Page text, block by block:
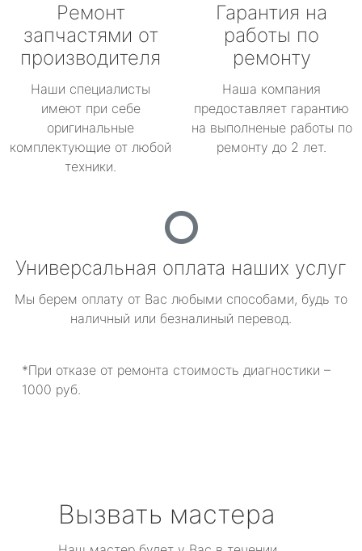
Ремонт
запчастями от
производителя
Наши специалисты
имеют при себе
оригинальные
комплектующие от любой
техники.
Гарантия на
работы по
ремонту
Наша компания
предоставляет гарантию
на выполненые работы по
ремонту до 2 лет.
Универсальная оплата наших услуг
Мы берем оплату от Вас любыми способами, будь то
наличный или безналиный перевод.
*При отказе от ремонта стоимость диагностики –
1000 руб.
Вызвать мастера